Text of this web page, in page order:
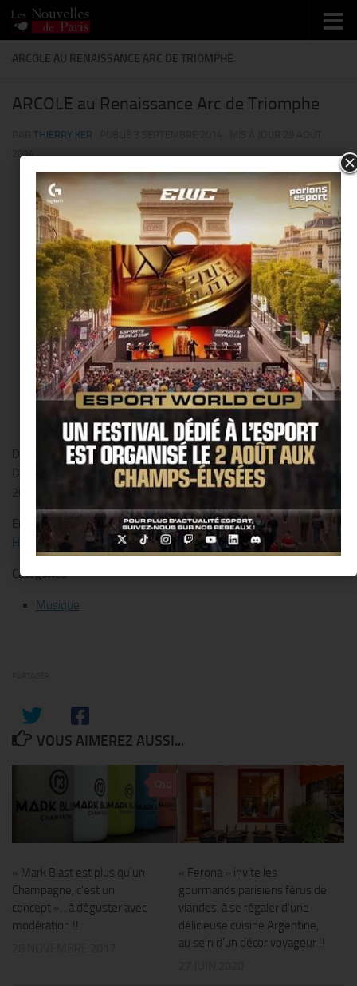
Skip to content
ARCOLE AU RENAISSANCE ARC DE TRIOMPHE
ARCOLE au Renaissance Arc de Triomphe
THIERRY KER
2014
Hôtel Renaissance Arc de
Triomphe
39 avenue de Wagram - Paris
Événements
This page can't load Google Maps correctly.
Do you own this website? OK
Date / Heure
Date(s) - 03/09/2014
20.00. - 23.00.
Emplacement
Hôtel Renaissance Arc de Triomphe
Catégories
Musique
VOUS AIMEREZ AUSSI...
« Mark Blast est plus qu’un
Champagne, c’est un
concept »…à déguster avec
modération !!
« Ferona » invite les
gourmands parisiens férus de
viandes, à se régaler d’une
délicieuse cuisine Argentine,
au sein d’un décor voyageur !!